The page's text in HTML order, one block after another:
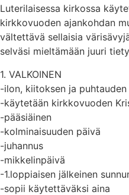
Luterilaisessa kirkossa
kirkkovuoden ajankohdan
vältettävä sellaisia
selväsi mieltämään juuri
1. VALKOINEN
-ilon, kiitoksen ja puhtauden
-käytetään kirkkovuoden
-pääsiäinen
-kolminaisuuden päivä
-juhannus
-mikkelinpäivä
-1.loppiaisen jälkeinen
-sopii käytettäväksi aina